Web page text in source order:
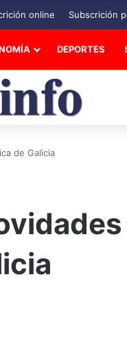
online Subscrición
DEPORTES
de Galicia